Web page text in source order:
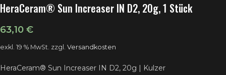
HeraCeram® Sun Increaser IN D2, 20g, 1 Stück
63,10 €
exkl. 19 % MwSt. zzgl. Versandkosten
HeraCeram® Sun Increaser IN D2, 20g | Kulzer